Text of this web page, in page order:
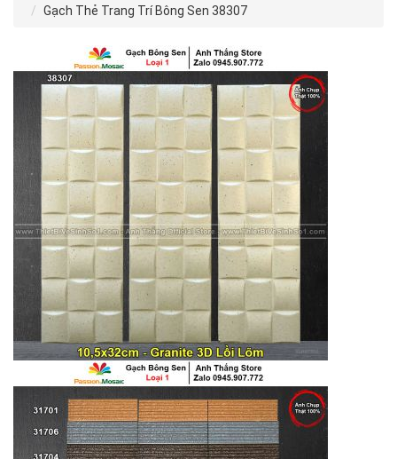
Gạch Thẻ Trang Trí Bông Sen 38307